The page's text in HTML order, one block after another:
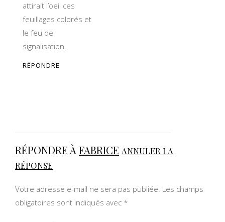
attirait l’oeil ces
feuillages colorés et
le feu de
signalisation.
RÉPONDRE
RÉPONDRE À FABRICE ANNULER LA
RÉPONSE
Votre adresse e-mail ne sera pas publiée. Les champs
obligatoires sont indiqués avec *